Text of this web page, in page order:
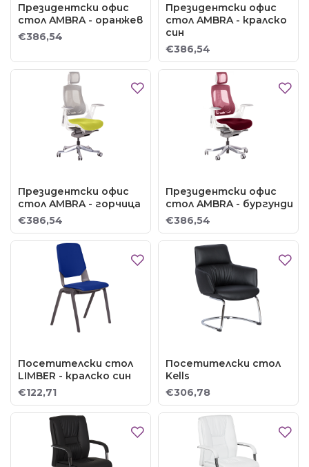
Президентски офис
стол AMBRA - оранжев
€386,54
Президентски офис
стол AMBRA - кралско
син
€386,54
Президентски офис
стол AMBRA - горчица
€386,54
Президентски офис
стол AMBRA - бургунди
€386,54
Посетителски стол
LIMBER - кралско син
€122,71
Посетителски стол
Kells
€306,78